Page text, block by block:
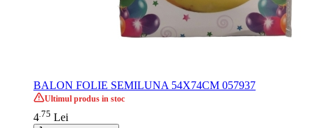
BALON FOLIE SEMILUNA 54X74CM 057937
Ultimul produs in stoc
4 75 Lei